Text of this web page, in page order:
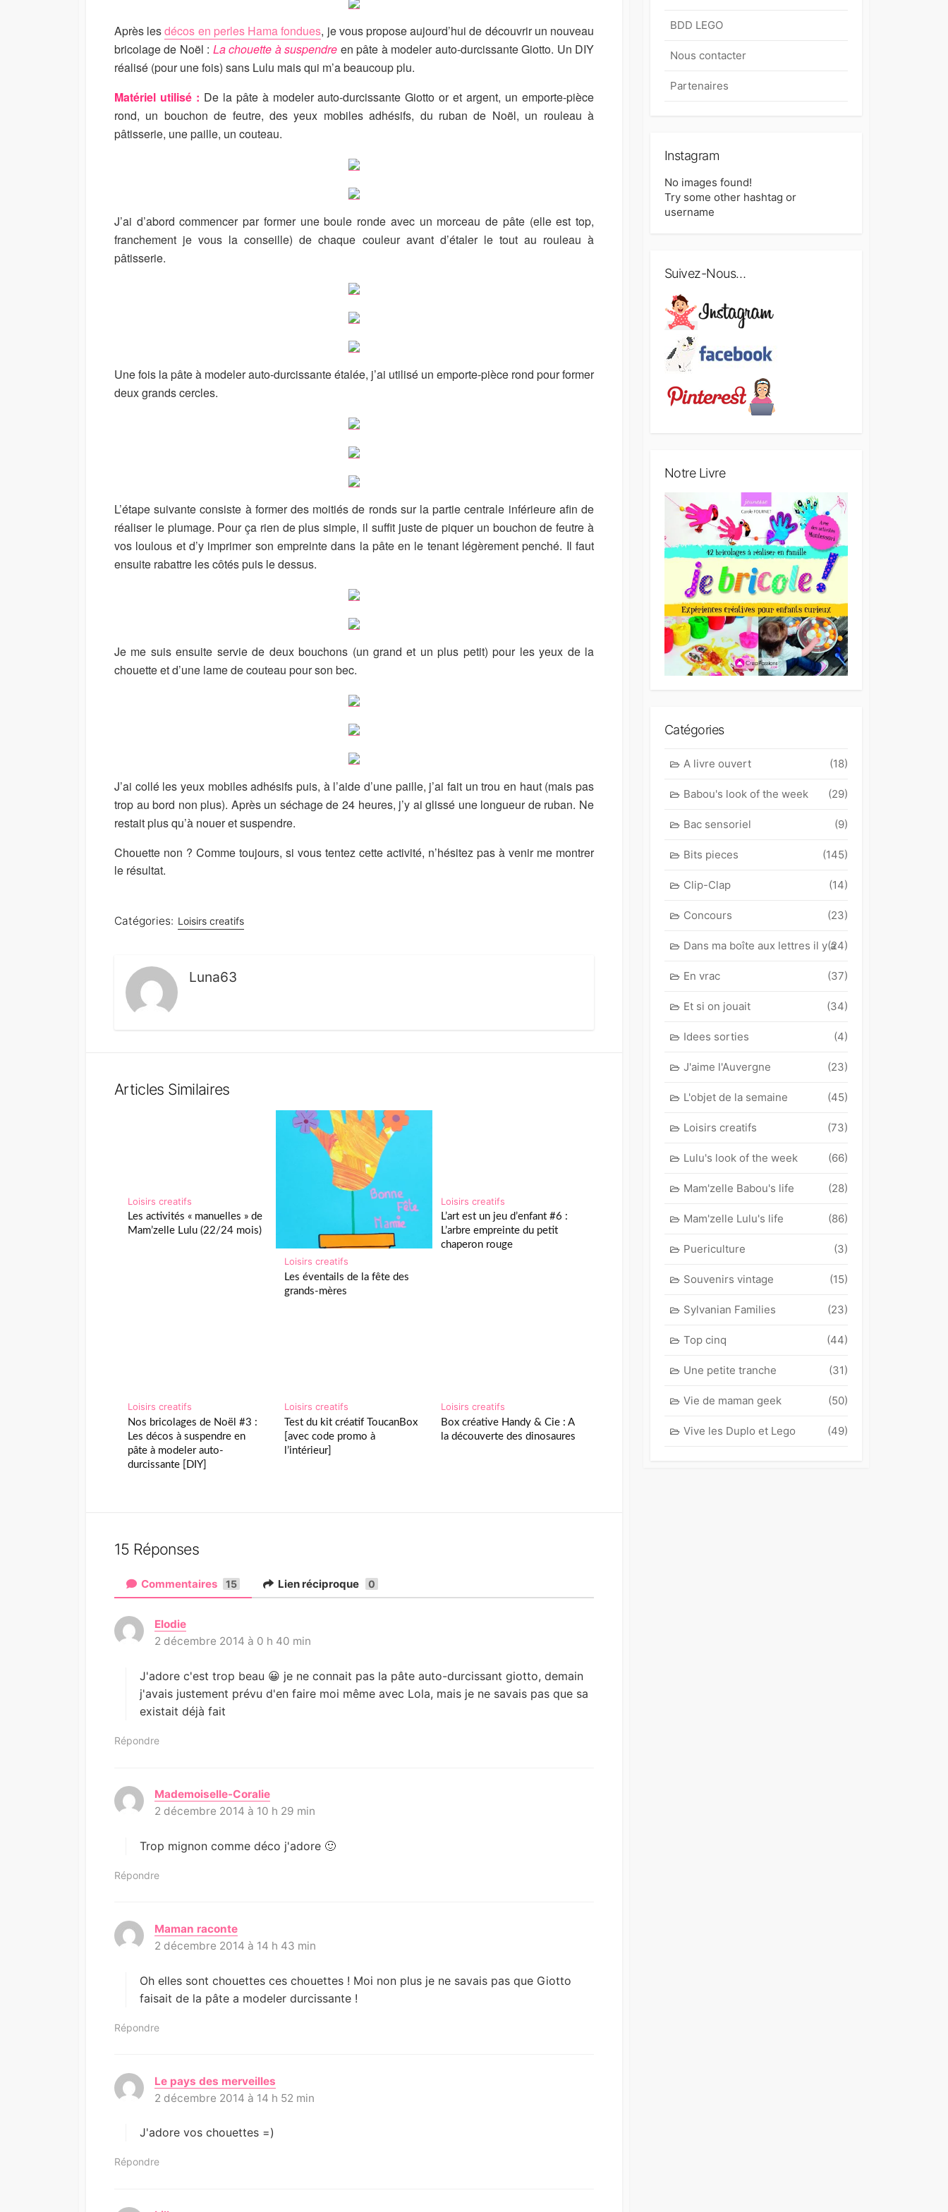
H
E
D
A
E
D
I
F
E
D
A
Après lesdécos en perles Hama fondues, je vous propose aujourd’hui de découvrir un nouveau
bricolage de Noël : La chouette à suspendre en pâte à modeler auto-durcissante Giotto. Un DIY
réalisé (pour une fois) sans Lulu mais qui m’a beaucoup plu.
Matériel utilisé : De la pâte à modeler auto-durcissante Giotto or et argent, un emporte-pièce
rond, un bouchon de feutre, des yeux mobiles adhésifs, du ruban de Noël, un rouleau à
pâtisserie, une paille, un couteau.
J’ai d’abord commencer par former une boule ronde avec un morceau de pâte (elle est top,
franchement je vous la conseille) de chaque couleur avant d’étaler le tout au rouleau à
pâtisserie.
Une fois la pâte à modeler auto-durcissante étalée, j’ai utilisé un emporte-pièce rond pour former
deux grands cercles.
L’étape suivante consiste à former des moitiés de ronds sur la partie centrale inférieure afin de
réaliser le plumage. Pour ça rien de plus simple, il suffit juste de piquer un bouchon de feutre à
vos loulous et d’y imprimer son empreinte dans la pâte en le tenant légèrement penché. Il faut
ensuite rabattre les côtés puis le dessus.
Je me suis ensuite servie de deux bouchons (un grand et un plus petit) pour les yeux de la
chouette et d’une lame de couteau pour son bec.
J’ai collé les yeux mobiles adhésifs puis, à l’aide d’une paille, j’ai fait un trou en haut (mais pas
trop au bord non plus). Après un séchage de 24 heures, j’y ai glissé une longueur de ruban. Ne
restait plus qu’à nouer et suspendre.
Chouette non ? Comme toujours, si vous tentez cette activité, n’hésitez pas à venir me montrer
le résultat.
Catégories: Loisirs creatifs
Luna63
Articles Similaires
Loisirs creatifs
Les activités « manuelles » de
Mam’zelle Lulu (22/24 mois)
Loisirs creatifs
Les éventails de la fête des
grands-mères
Loisirs creatifs
L’art est un jeu d’enfant #6 :
L’arbre empreinte du petit
chaperon rouge
Loisirs creatifs
Nos bricolages de Noël #3 :
Les décos à suspendre en
pâte à modeler auto-
durcissante [DIY]
Loisirs creatifs
Test du kit créatif ToucanBox
[avec code promo à
l’intérieur]
Loisirs creatifs
Box créative Handy & Cie : A
la découverte des dinosaures
15 Réponses
Commentaires 15 Lien réciproque 0
Elodie
i
:
2 décembre 2014 à 0 h 40 min
J'adore c'est trop beau 😀 je ne connait pas la pâte auto-durcissant giotto, demain
j'avais justement prévu d'en faire moi même avec Lola, mais je ne savais pas que sa
existait déjà fait
Répondre
Mademoiselle-Coralie
i
:
2 décembre 2014 à 10 h 29 min
Trop mignon comme déco j'adore 🙂
Répondre
Maman raconte
i
:
2 décembre 2014 à 14 h 43 min
Oh elles sont chouettes ces chouettes ! Moi non plus je ne savais pas que Giotto
faisait de la pâte a modeler durcissante !
Répondre
Le pays des merveilles
i
2 décembre 2014 à 14 h 52 min
J'adore vos chouettes =)
Répondre
BDD LEGO
Nous contacter
Partenaires
Instagram
No images found!
Try some other hashtag or
username
Suivez-Nous…
Notre Livre
Catégories
A livre ouvert (18)
Babou's look of the week (29)
Bac sensoriel (9)
Bits pieces (145)
Clip-Clap (14)
Concours (23)
Dans ma boîte aux lettres il y a(24)
En vrac (37)
Et si on jouait (34)
Idees sorties (4)
J'aime l'Auvergne (23)
L'objet de la semaine (45)
Loisirs creatifs (73)
Lulu's look of the week (66)
Mam'zelle Babou's life (28)
Mam'zelle Lulu's life (86)
Puericulture (3)
Souvenirs vintage (15)
Sylvanian Families (23)
Top cinq (44)
Une petite tranche (31)
Vie de maman geek (50)
Vive les Duplo et Lego (49)